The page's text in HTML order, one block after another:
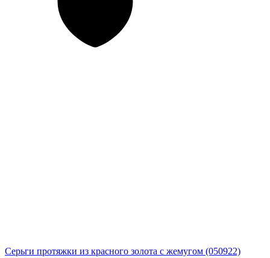
Серьги протяжки из красного золота с жемугом (050922)